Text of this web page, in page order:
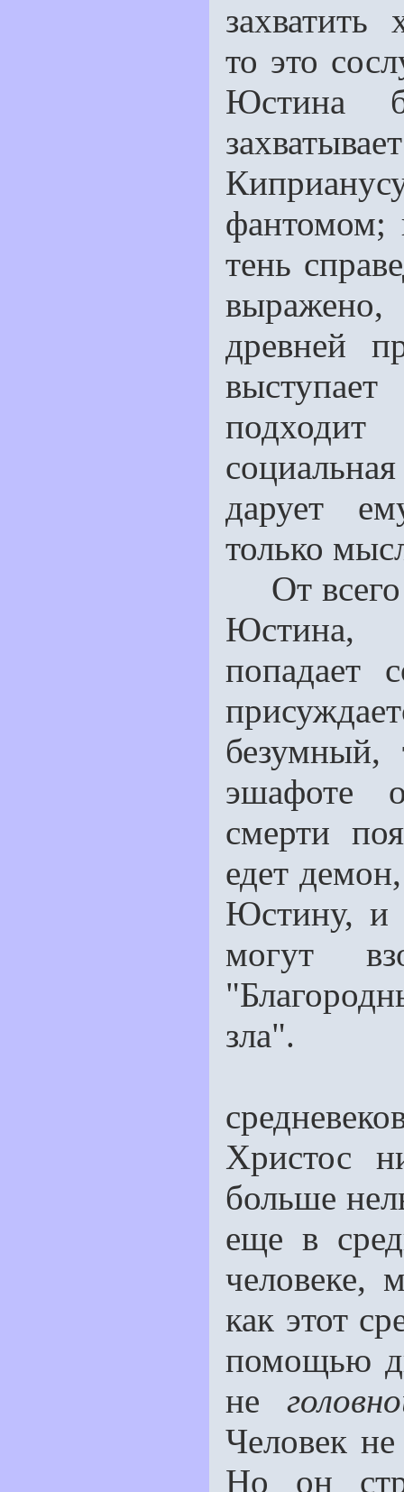
захватить
то это
Юстина
тень
древней
дарует
только
От всего
Юстина,
попадает
безумный,
эшафоте
смерти
едет
Юстину, и
могут
зла".
Христос
больше
ещe в
человеке,
как этот
помощью
не
Человек
Но он